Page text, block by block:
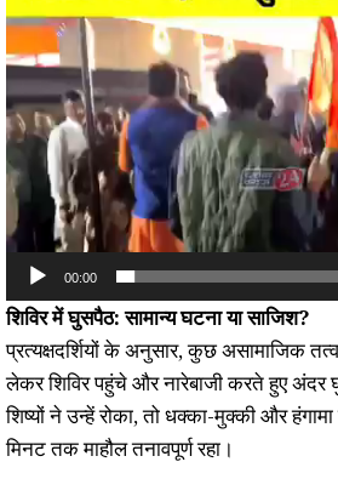
00:00
शिविर में घुसपैठ: सामान्य घटना या साजिश?
प्रत्यक्षदर्शियों के अनुसार, कुछ असामाजिक
लेकर शिविर पहुंचे और नारेबाजी करते हुए
शिष्यों ने उन्हें रोका, तो धक्का-मुक्की और
मिनट तक माहौल तनावपूर्ण रहा।